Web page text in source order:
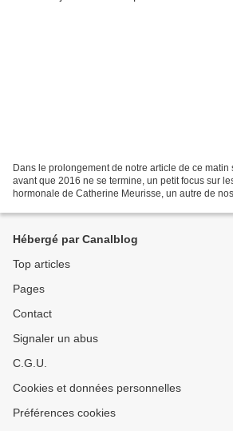
Dans le prolongement de notre article de ce matin
avant que 2016 ne se termine, un petit focus sur
hormonale de Catherine Meurisse, un autre de
Hébergé par Canalblog
Top articles
Pages
Contact
Signaler un abus
C.G.U.
Cookies et données personnelles
Préférences cookies